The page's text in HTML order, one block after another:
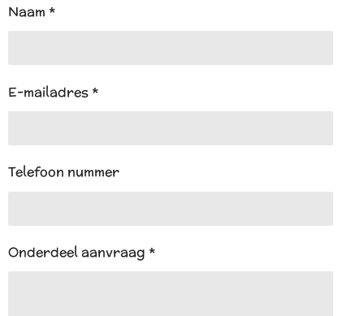
Naam *
E-mailadres *
Telefoon nummer
Onderdeel aanvraag *